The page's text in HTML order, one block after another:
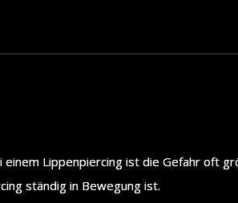
einem Lippenpiercing ist die Gefahr oft
ständig in Bewegung ist.